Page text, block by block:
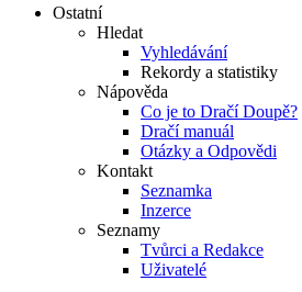
Ostatní
Hledat
Vyhledávání
Rekordy a statistiky
Nápověda
Co je to Dračí Doupě?
Dračí manuál
Otázky a Odpovědi
Kontakt
Seznamka
Inzerce
Seznamy
Tvůrci a Redakce
Uživatelé